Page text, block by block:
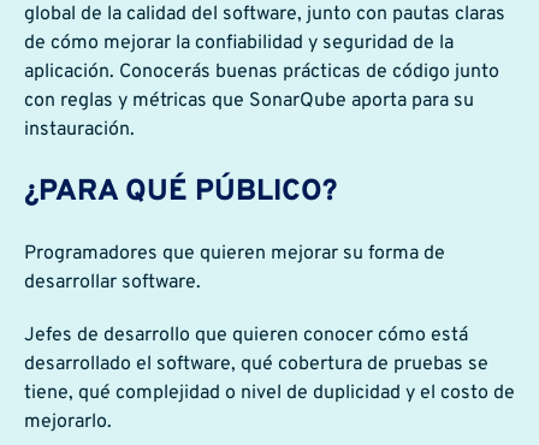
global de la calidad del software, junto con pautas claras
de cómo mejorar la confiabilidad y seguridad de la
aplicación. Conocerás buenas prácticas de código junto
con reglas y métricas que SonarQube aporta para su
instauración.
¿PARA QUÉ PÚBLICO?
Programadores que quieren mejorar su forma de
desarrollar software.
Jefes de desarrollo que quieren conocer cómo está
desarrollado el software, qué cobertura de pruebas se
tiene, qué complejidad o nivel de duplicidad y el costo de
mejorarlo.